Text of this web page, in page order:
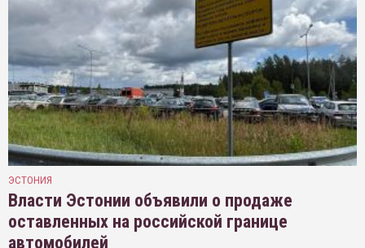
ЭСТОНИЯ
Власти Эстонии объявили о продаже
оставленных на российской границе
автомобилей